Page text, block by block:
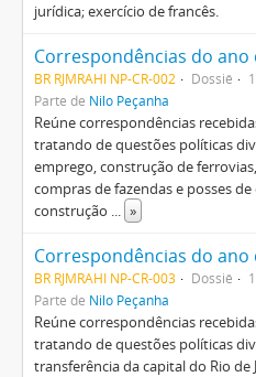
jurídica; exercício de francês.
Correspondências do ano
BR RJMRAHI NP-CR-002 Dossiê
Parte de Nilo Peçanha
Reúne correspondências
tratando de questões políticas
emprego, construção de
compras de fazendas e posses
construção ... »
Correspondências do ano
BR RJMRAHI NP-CR-003 Dossiê
Parte de Nilo Peçanha
Reúne correspondências
tratando de questões políticas
transferência da capital do Rio de